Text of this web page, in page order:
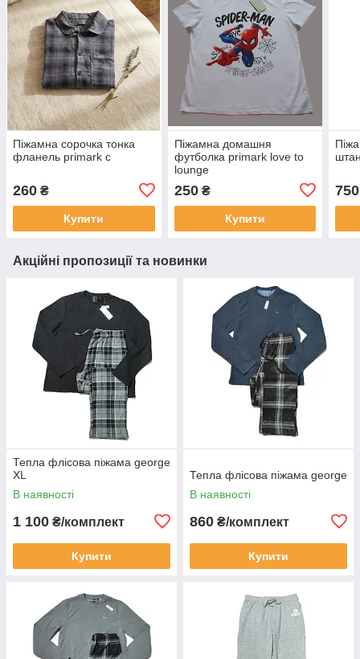
Піжамна сорочка тонка
фланель primark с
260 ₴
Купити
Піжамна домашня
футболка primark love to
lounge
250₴
Купити
750
Акційні пропозиції та новинки
Тепла флісова піжама george
XL
В наявності
1 100 ₴/комплект
Купити
Тепла флісова піжама george
В наявності
860 ₴/комплект
Купити